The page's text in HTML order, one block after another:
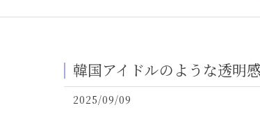
韓国アイドルのような透明
2025/09/09